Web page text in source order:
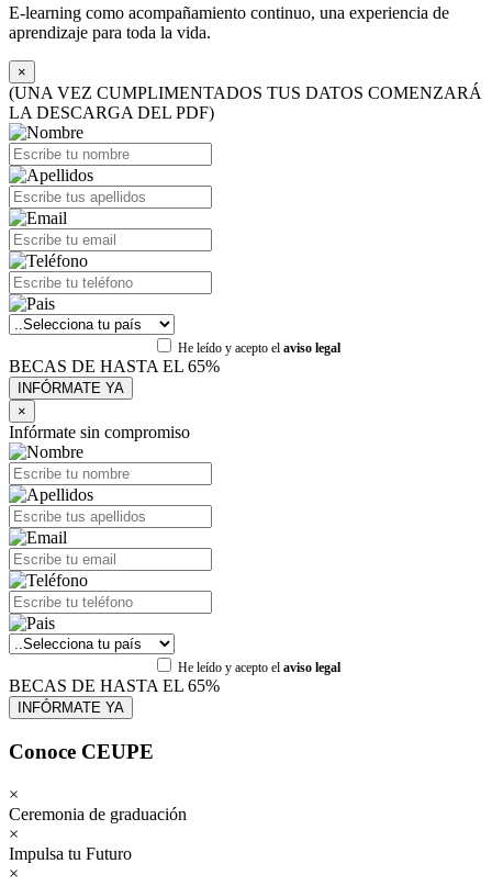
E-learning como acompañamiento continuo, una experiencia de
aprendizaje para toda la vida.
×
(UNA VEZ CUMPLIMENTADOS TUS DATOS COMENZARÁ
LA DESCARGA DEL PDF)
He leído y acepto el aviso legal
BECAS DE HASTA EL 65%
×
Infórmate sin compromiso
He leído y acepto el aviso legal
BECAS DE HASTA EL 65%
Conoce CEUPE
×
Ceremonia de graduación
×
Impulsa tu Futuro
×